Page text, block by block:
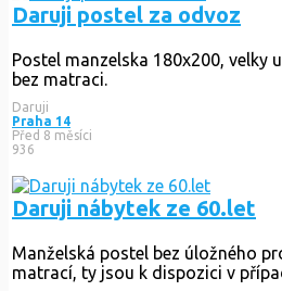
Daruji postel za odvoz
Postel manzelska 180x200, velky
bez matraci.
Daruji
Praha 14
Před 8 měsíci
936
Daruji nábytek ze 60.let
Manželská postel bez úložného
matrací, ty jsou k dispozici v